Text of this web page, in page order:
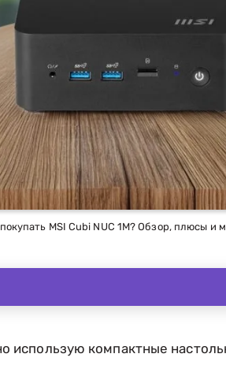
MSI Cubi NUC 1M? Обзор, плюсы
использую компактные